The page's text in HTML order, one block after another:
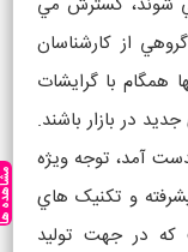
از کارشناسان
همگام با گرايشات
در بازار باشند.
آمد، توجه ويژه
و تکنيک هاي
که در جهت توليد